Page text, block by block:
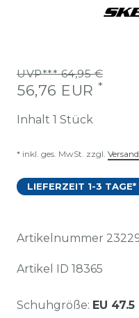
UVP*** 64,95 €
56,76 EUR *
Inhalt 1 Stück
* inkl. ges. MwSt. zzgl.
LIEFERZEIT 1-3 TAGE*
Artikelnummer
Artikel ID 18365
Schuhgröße: EU 47.5